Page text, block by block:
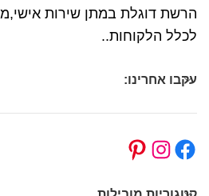
הרשת דוגלת במתן שירות
לכלל הלקוחות..
עקבו אחרינו: